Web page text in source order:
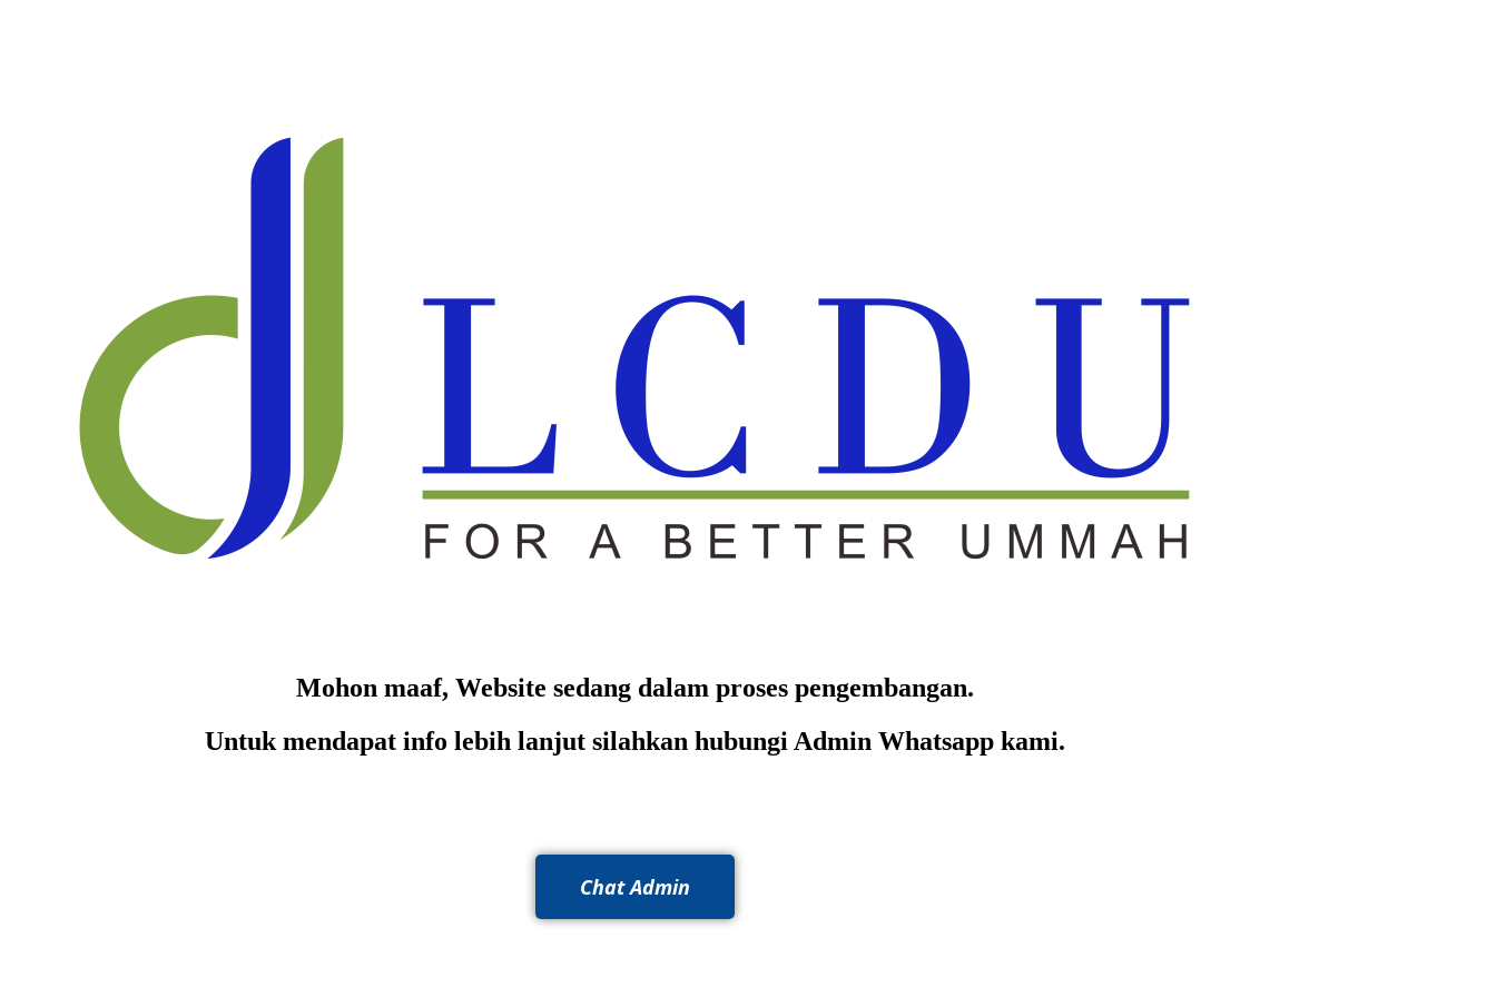
Mohon maaf, Website sedang dalam proses pengembangan.
Untuk mendapat info lebih lanjut silahkan hubungi Admin Whatsapp kami.
Chat Admin